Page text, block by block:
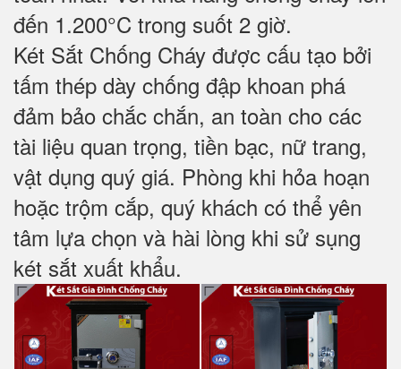
đến 1.200°C trong suốt 2 giờ.
Két Sắt Chống Cháy được cấu tạo bởi
tấm thép dày chống đập khoan phá
đảm bảo chắc chắn, an toàn cho các
tài liệu quan trọng, tiền bạc, nữ trang,
vật dụng quý giá. Phòng khi hỏa hoạn
hoặc trộm cắp, quý khách có thể yên
tâm lựa chọn và hài lòng khi sử sụng
két sắt xuất khẩu.